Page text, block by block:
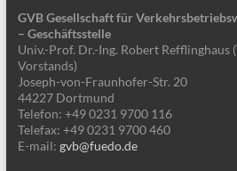
GVB Gesellschaft für
– Geschäftsstelle
Univ.-Prof. Dr.-Ing. Robert Refflinghaus
Vorstands)
Joseph-von-Fraunhofer-Str. 20
44227 Dortmund
Telefon: +49 0231 9700 116
Telefax: +49 0231 9700 460
E-mail: gvb@fuedo.de